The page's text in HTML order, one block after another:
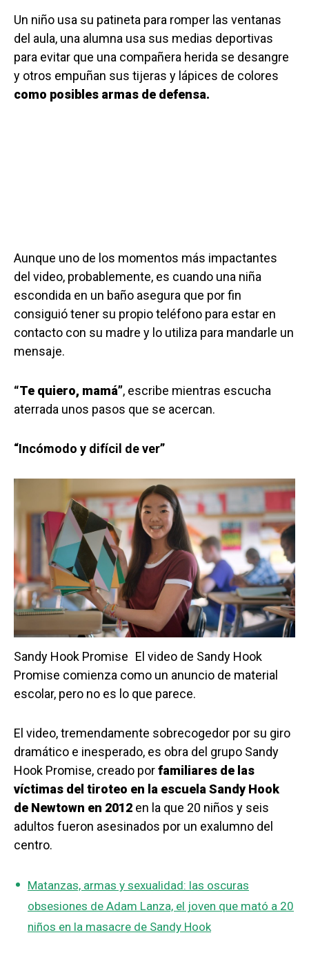
Un niño usa su patineta para romper las ventanas
del aula, una alumna usa sus medias deportivas
para evitar que una compañera herida se desangre
y otros empuñan sus tijeras y lápices de colores
como posibles armas de defensa.
Aunque uno de los momentos más impactantes
del video, probablemente, es cuando una niña
escondida en un baño asegura que por fin
consiguió tener su propio teléfono para estar en
contacto con su madre y lo utiliza para mandarle un
mensaje.
“Te quiero, mamá”, escribe mientras escucha
aterrada unos pasos que se acercan.
“Incómodo y difícil de ver”
Sandy Hook Promise El video de Sandy Hook
Promise comienza como un anuncio de material
escolar, pero no es lo que parece.
El video, tremendamente sobrecogedor por su giro
dramático e inesperado, es obra del grupo Sandy
Hook Promise, creado porfamiliares de las
víctimas del tiroteo en la escuela Sandy Hook
de Newtown en 2012 en la que 20 niños y seis
adultos fueron asesinados por un exalumno del
centro.
Matanzas, armas y sexualidad: las oscuras
obsesiones de Adam Lanza, el joven que mató a 20
niños en la masacre de Sandy Hook